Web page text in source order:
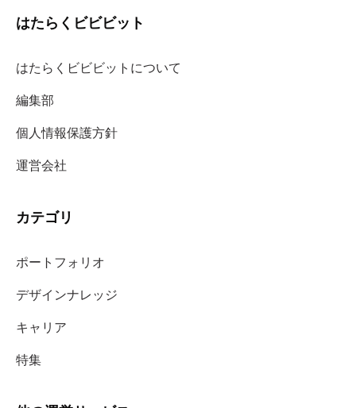
はたらくビビビット
はたらくビビビットについて
編集部
個人情報保護方針
運営会社
カテゴリ
ポートフォリオ
デザインナレッジ
キャリア
特集